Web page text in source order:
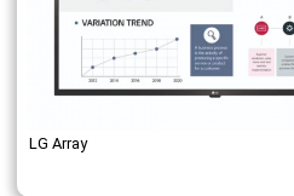
LG Array